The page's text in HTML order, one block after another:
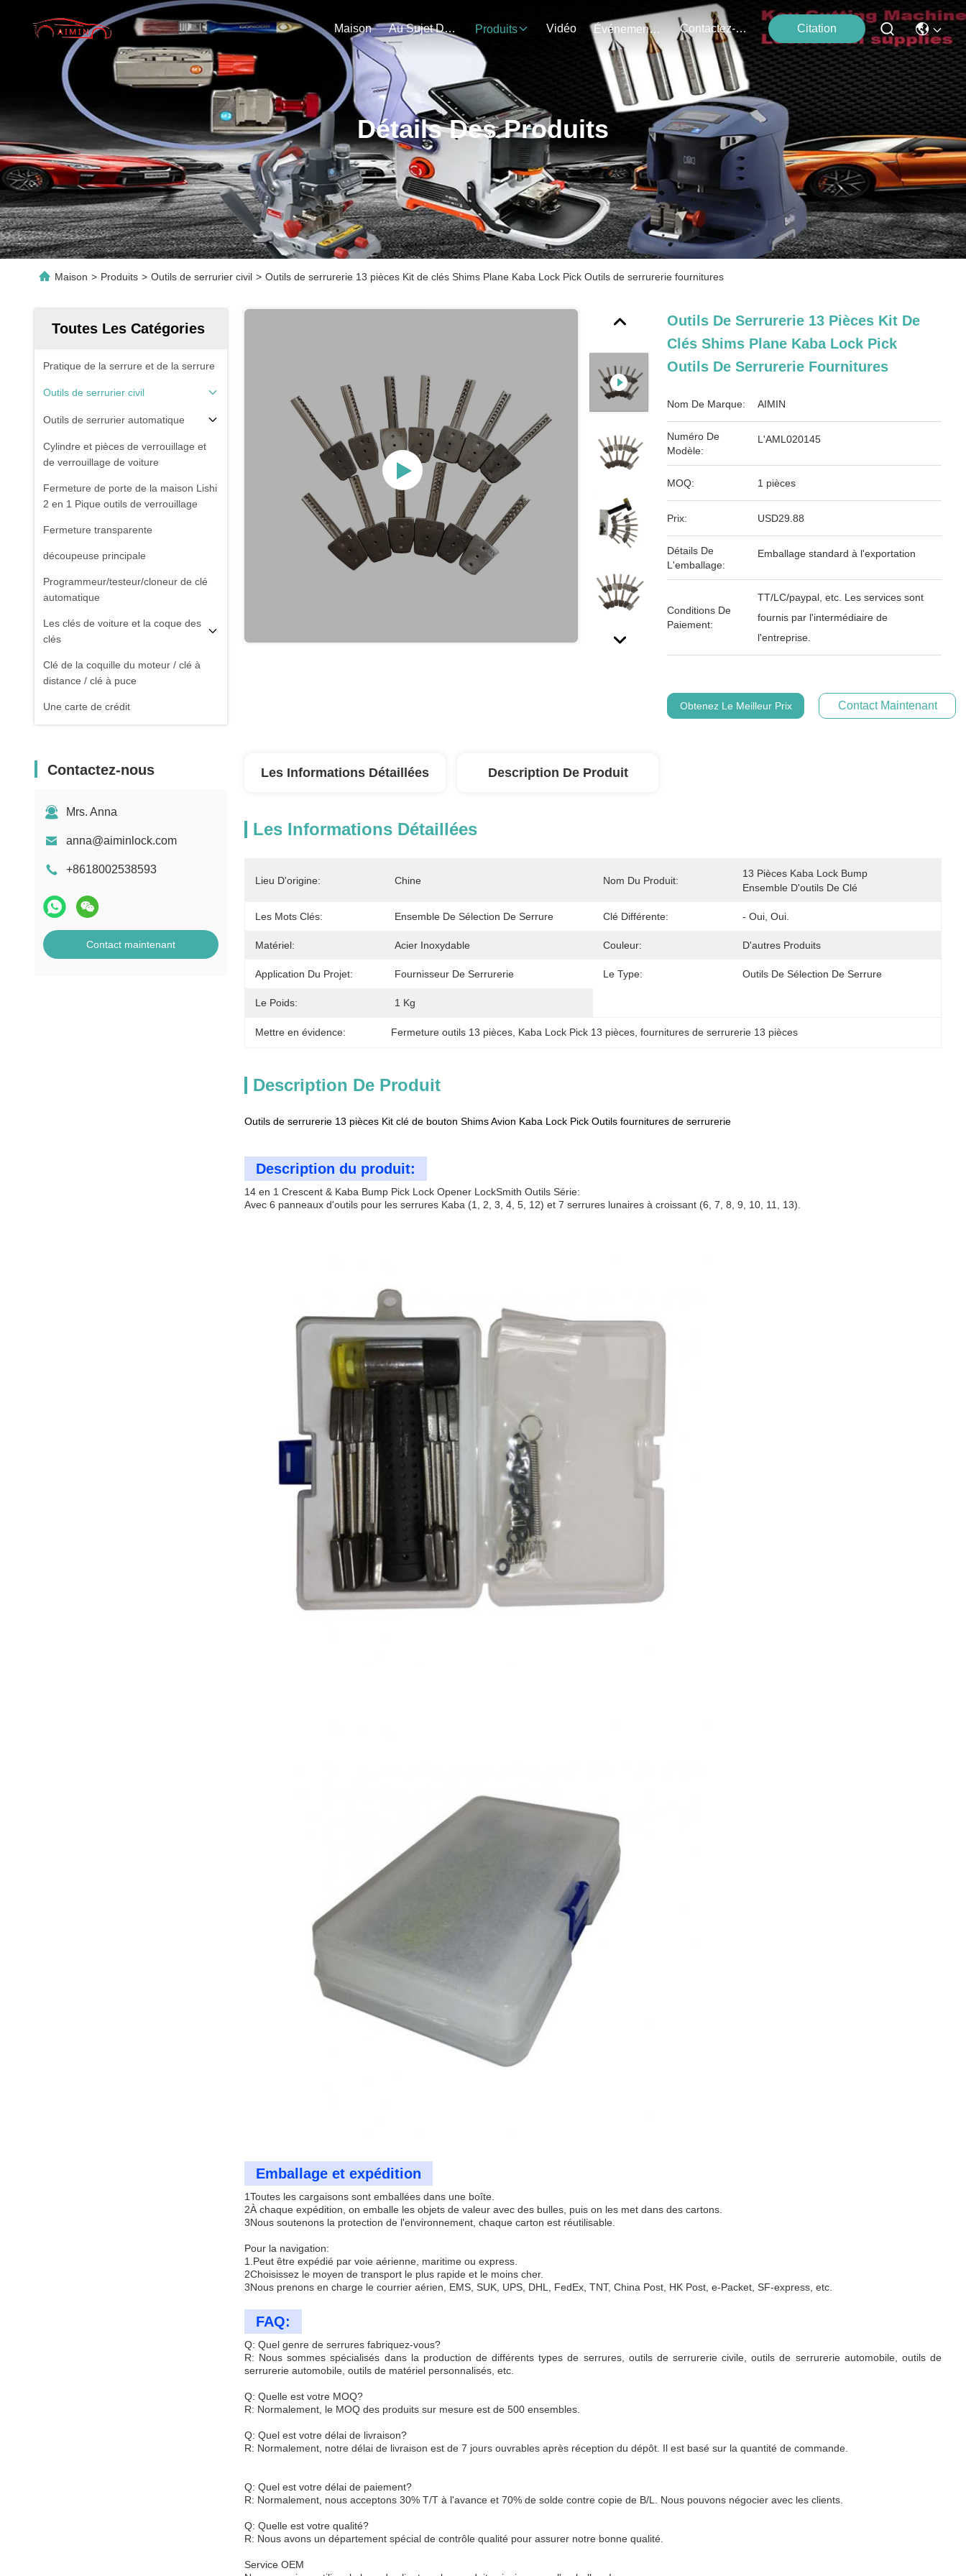
Maison Au Sujet De Nous Produits Vidéo Événements Contactez-Nous Citation
Détails Des Produits
Maison > Produits > Outils de serrurier civil > Outils de serrurerie 13 pièces Kit de clés Shims Plane Kaba Lock Pick Outils de serrurerie fournitures
Toutes Les Catégories
Pratique de la serrure et de la serrure
Outils de serrurier civil
Outils de serrurier automatique
Cylindre et pièces de verrouillage et
de verrouillage de voiture
Fermeture de porte de la maison Lishi
2 en 1 Pique outils de verrouillage
Fermeture transparente
découpeuse principale
Programmeur/testeur/cloneur de clé
automatique
Les clés de voiture et la coque des
clés
Clé de la coquille du moteur / clé à
distance / clé à puce
Une carte de crédit
Contactez-nous
Mrs. Anna
anna@aiminlock.com
+8618002538593
Contact maintenant
Outils De Serrurerie 13 Pièces Kit De
Clés Shims Plane Kaba Lock Pick
Outils De Serrurerie Fournitures
Nom De Marque: AIMIN
Numéro De
Modèle:
L'AML020145
MOQ: 1 pièces
Prix: USD29.88
Détails De
L'emballage:
Emballage standard à l'exportation
Conditions De
Paiement:
TT/LC/paypal, etc. Les services sont
fournis par l'intermédiaire de
l'entreprise.
Obtenez Le Meilleur Prix Contact Maintenant
Les Informations Détaillées Description De Produit
Les Informations Détaillées
Lieu D'origine: Chine Nom Du Produit:
13 Pièces Kaba Lock Bump
Ensemble D'outils De Clé
Les Mots Clés: Ensemble De Sélection De Serrure Clé Différente: - Oui, Oui.
Matériel: Acier Inoxydable Couleur: D'autres Produits
Application Du Projet: Fournisseur De Serrurerie Le Type: Outils De Sélection De Serrure
Le Poids: 1 Kg
Mettre en évidence: Fermeture outils 13 pièces, Kaba Lock Pick 13 pièces, fournitures de serrurerie 13 pièces
Description De Produit
Outils de serrurerie 13 pièces Kit clé de bouton Shims Avion Kaba Lock Pick Outils fournitures de serrurerie
Description du produit:
14 en 1 Crescent & Kaba Bump Pick Lock Opener LockSmith Outils Série:
Avec 6 panneaux d'outils pour les serrures Kaba (1, 2, 3, 4, 5, 12) et 7 serrures lunaires à croissant (6, 7, 8, 9, 10, 11, 13).
Emballage et expédition
1Toutes les cargaisons sont emballées dans une boîte.
2À chaque expédition, on emballe les objets de valeur avec des bulles, puis on les met dans des cartons.
3Nous soutenons la protection de l'environnement, chaque carton est réutilisable.
Pour la navigation:
1.Peut être expédié par voie aérienne, maritime ou express.
2Choisissez le moyen de transport le plus rapide et le moins cher.
3Nous prenons en charge le courrier aérien, EMS, SUK, UPS, DHL, FedEx, TNT, China Post, HK Post, e-Packet, SF-express, etc.
FAQ:
Q: Quel genre de serrures fabriquez-vous?
R: Nous sommes spécialisés dans la production de différents types de serrures, outils de serrurerie civile, outils de serrurerie automobile, outils de
serrurerie automobile, outils de matériel personnalisés, etc.
Q: Quelle est votre MOQ?
R: Normalement, le MOQ des produits sur mesure est de 500 ensembles.
Q: Quel est votre délai de livraison?
R: Normalement, notre délai de livraison est de 7 jours ouvrables après réception du dépôt. Il est basé sur la quantité de commande.
Q: Quel est votre délai de paiement?
R: Normalement, nous acceptons 30% T/T à l'avance et 70% de solde contre copie de B/L. Nous pouvons négocier avec les clients.
Q: Quelle est votre qualité?
R: Nous avons un département spécial de contrôle qualité pour assurer notre bonne qualité.
Service OEM